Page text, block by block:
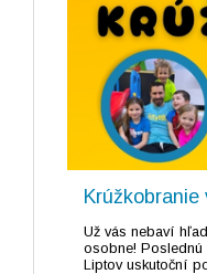
Krúžkobranie
Už vás nebaví
osobne! Poslednú
Liptov uskutoční